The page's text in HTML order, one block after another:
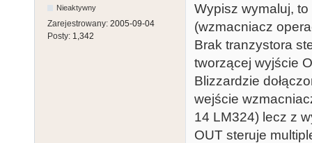
Nieaktywny
Zarejestrowany: 2005-09-04
Posty: 1,342
Wypisz wymaluj,
(wzmacniacz
Brak tranzystora
tworzącej wyjście
Blizzardzie
wejście
14 LM324) lecz z
OUT steruje